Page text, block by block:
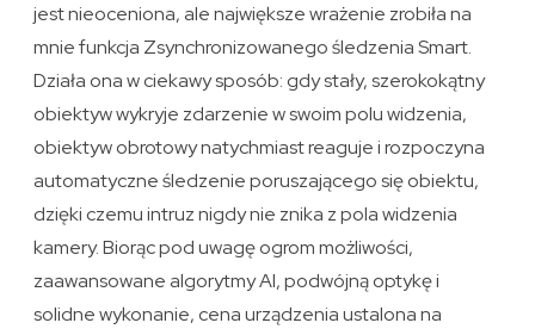
jest nieoceniona, ale największe wrażenie zrobiła na
mnie funkcja Zsynchronizowanego śledzenia Smart.
Działa ona w ciekawy sposób: gdy stały, szerokokątny
obiektyw wykryje zdarzenie w swoim polu widzenia,
obiektyw obrotowy natychmiast reaguje i rozpoczyna
automatyczne śledzenie poruszającego się obiektu,
dzięki czemu intruz nigdy nie znika z pola widzenia
kamery. Biorąc pod uwagę ogrom możliwości,
zaawansowane algorytmy AI, podwójną optykę i
solidne wykonanie, cena urządzenia ustalona na